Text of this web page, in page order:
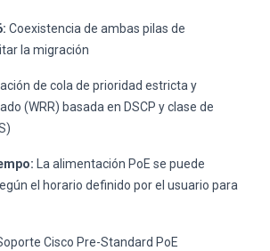
Coexistencia de ambas pilas de
la migración
de cola de prioridad estricta y
(WRR) basada en DSCP y clase de
La alimentación PoE se puede
el horario definido por el usuario para
Cisco Pre-Standard PoE